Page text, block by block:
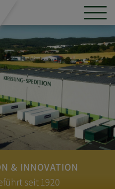
& INNOVATION
seit 1920